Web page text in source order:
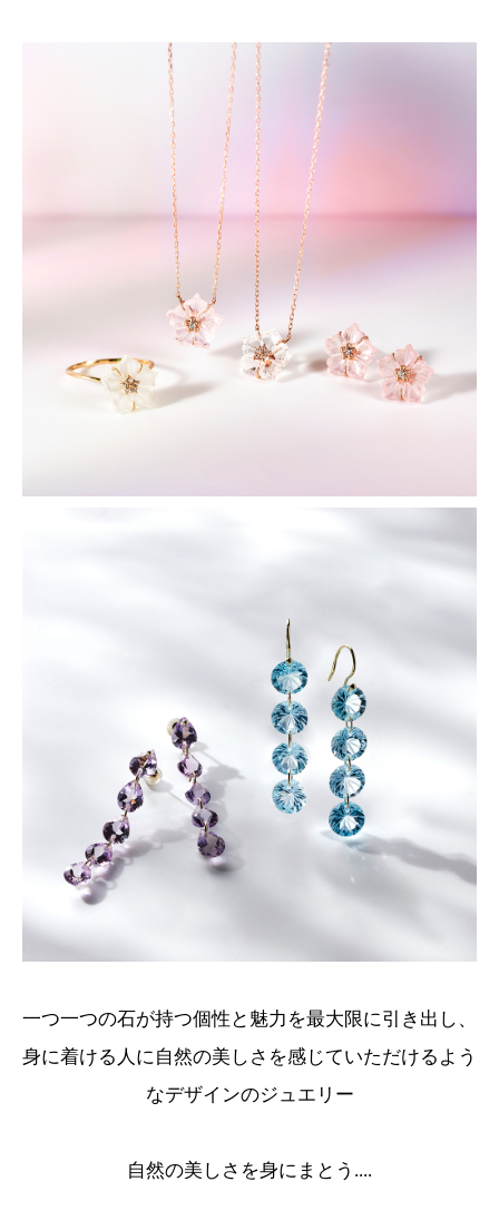
一つ一つの石が持つ個性と魅力を最大限に引き出し、
身に着ける人に自然の美しさを感じていただけるよう
なデザインのジュエリー
自然の美しさを身にまとう....